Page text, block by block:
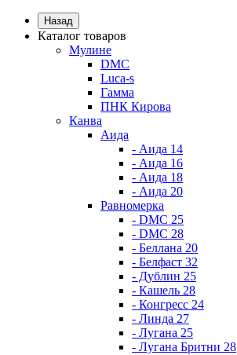
Назад
Каталог товаров
Мулине
DMC
Luca-s
Гамма
ПНК Кирова
Канва
Аида
- Аида 14
- Аида 16
- Аида 18
- Аида 20
Равномерка
- DMC 25
- DMC 28
- Беллана 20
- Белфаст 32
- Дублин 25
- Кашель 28
- Конгресс 24
- Линда 27
- Лугана 25
- Лугана Бритни 28